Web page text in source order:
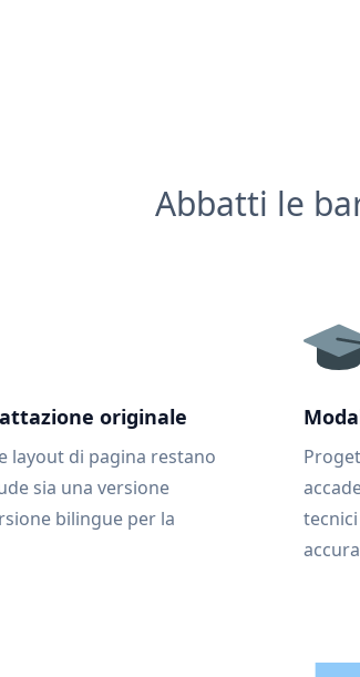
Abbatti le
originale
layout di pagina restano
sia una versione
bilingue per la